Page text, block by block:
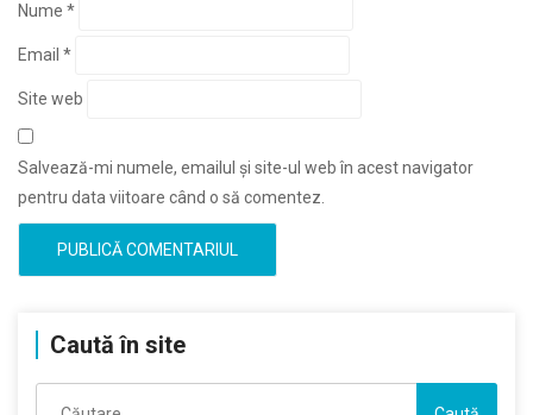
Nume *
Email *
Site web
Salvează-mi numele, emailul și site-ul web în acest navigator
pentru data viitoare când o să comentez.
Caută în site